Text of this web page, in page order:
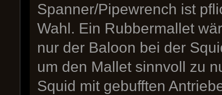
Spanner/Pipewrench ist
Wahl. Ein Rubbermallet
nur der Baloon bei der
um den Mallet sinnvoll zu
Squid mit gebufften